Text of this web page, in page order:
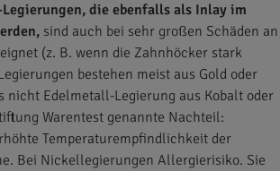
die ebenfalls als Inlay im
sind auch bei sehr großen Schäden an
(z. B. wenn die Zahnhöcker stark
bestehen meist aus Gold oder
nicht Edelmetall-Legierung aus Kobalt oder
Warentest genannte Nachteil:
Temperaturempfindlichkeit der
Bei Nickellegierungen Allergierisiko. Sie